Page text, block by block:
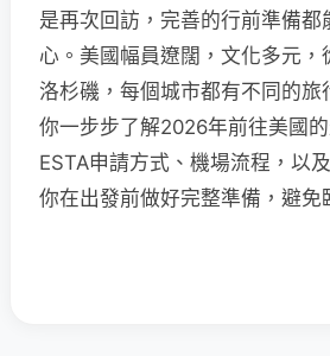
是再次回訪，完善的行前準備
心。美國幅員遼闊，文化多元
洛杉磯，每個城市都有不同的
你一步步了解2026年前往美國
ESTA申請方式、機場流程，以
你在出發前做好完整準備，避免